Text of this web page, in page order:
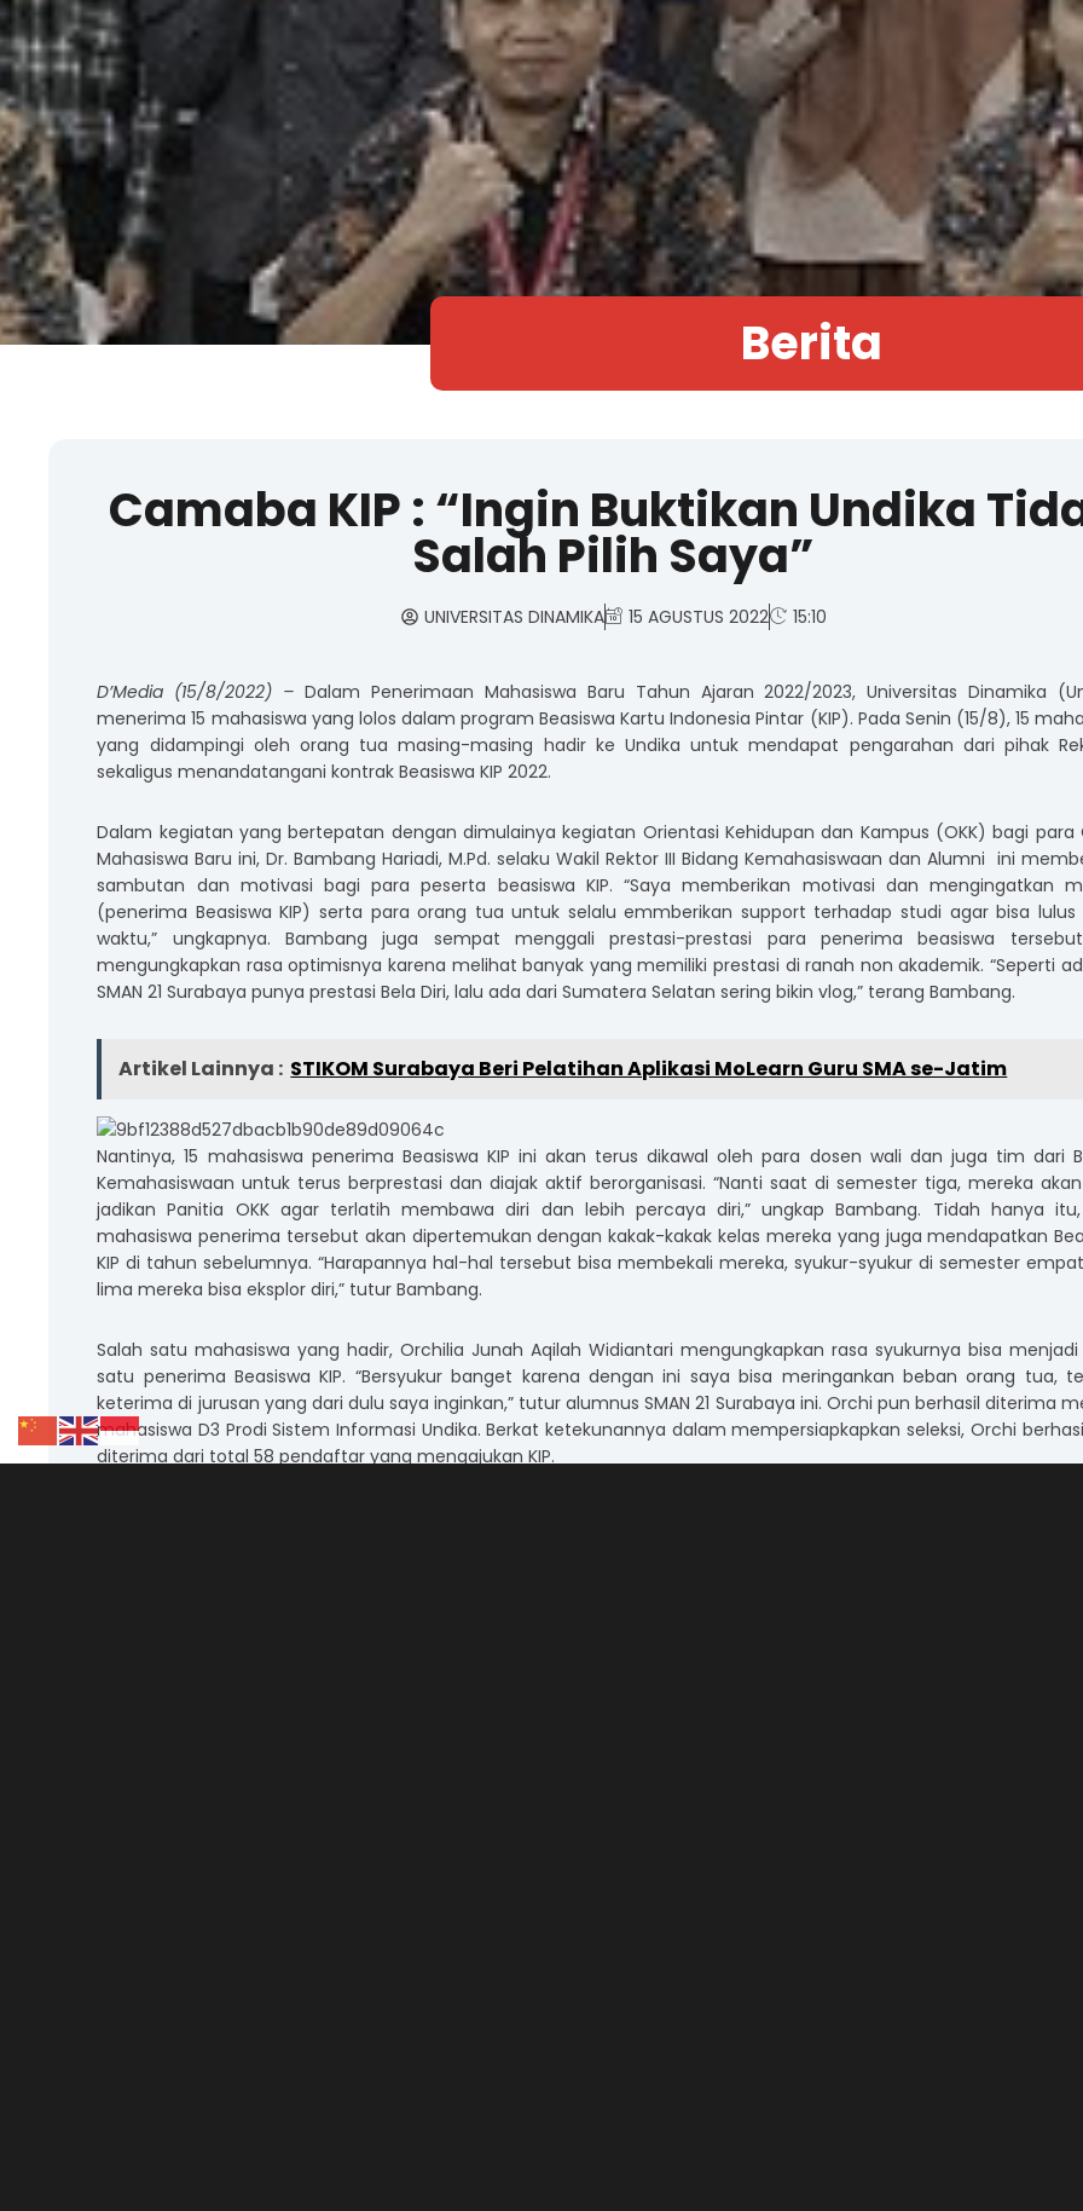
Berita
Camaba KIP : “Ingin Buktikan Undika
Salah Pilih Saya”
UNIVERSITAS DINAMIKA 15 AGUSTUS 2022 15:10
D’Media (15/8/2022) –Dalam Penerimaan Mahasiswa Baru Tahun Ajaran 2022/2023, Universitas Dinamika
menerima 15 mahasiswa yang lolos dalam program Beasiswa Kartu Indonesia Pintar (KIP). Pada Senin (15/8), 15
yang didampingi oleh orang tua masing-masing hadir ke Undika untuk mendapat pengarahan dari pihak
sekaligus menandatangani kontrak Beasiswa KIP 2022.
Dalam kegiatan yang bertepatan dengan dimulainya kegiatan Orientasi Kehidupan dan Kampus (OKK) bagi para
Mahasiswa Baru ini, Dr. Bambang Hariadi, M.Pd. selaku Wakil Rektor III Bidang Kemahasiswaan dan Alumni ini
sambutan dan motivasi bagi para peserta beasiswa KIP. “Saya memberikan motivasi dan mengingatkan
(penerima Beasiswa KIP) serta para orang tua untuk selalu emmberikan support terhadap studi agar bisa
waktu,” ungkapnya. Bambang juga sempat menggali prestasi-prestasi para penerima beasiswa
mengungkapkan rasa optimisnya karena melihat banyak yang memiliki prestasi di ranah non akademik. “Seperti
SMAN 21 Surabaya punya prestasi Bela Diri, lalu ada dari Sumatera Selatan sering bikin vlog,” terang Bambang.
Artikel Lainnya : STIKOM Surabaya Beri Pelatihan Aplikasi MoLearn Guru SMA se-Jatim
Nantinya, 15 mahasiswa penerima Beasiswa KIP ini akan terus dikawal oleh para dosen wali dan juga tim dari
Kemahasiswaan untuk terus berprestasi dan diajak aktif berorganisasi. “Nanti saat di semester tiga, mereka
jadikan Panitia OKK agar terlatih membawa diri dan lebih percaya diri,” ungkap Bambang. Tidah hanya
mahasiswa penerima tersebut akan dipertemukan dengan kakak-kakak kelas mereka yang juga mendapatkan
KIP di tahun sebelumnya. “Harapannya hal-hal tersebut bisa membekali mereka, syukur-syukur di semester
lima mereka bisa eksplor diri,” tutur Bambang.
Salah satu mahasiswa yang hadir, Orchilia Junah Aqilah Widiantari mengungkapkan rasa syukurnya bisa
satu penerima Beasiswa KIP. “Bersyukur banget karena dengan ini saya bisa meringankan beban orang tua,
keterima di jurusan yang dari dulu saya inginkan,” tutur alumnus SMAN 21 Surabaya ini. Orchi pun berhasil diterima
mahasiswa D3 Prodi Sistem Informasi Undika. Berkat ketekunannya dalam mempersiapkapkan seleksi, Orchi
diterima dari total 58 pendaftar yang mengajukan KIP.